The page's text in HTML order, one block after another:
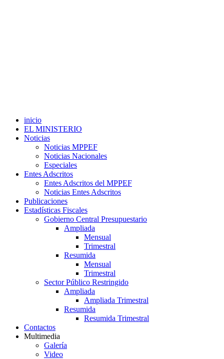
inicio
EL MINISTERIO
Noticias
Noticias MPPEF
Noticias Nacionales
Especiales
Entes Adscritos
Entes Adscritos del MPPEF
Noticias Entes Adscritos
Publicaciones
Estadísticas Fiscales
Gobierno Central Presupuestario
Ampliada
Mensual
Trimestral
Resumida
Mensual
Trimestral
Sector Público Restringido
Ampliada
Ampliada Trimestral
Resumida
Resumida Trimestral
Contactos
Multimedia
Galería
Video